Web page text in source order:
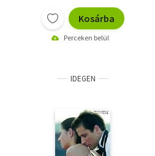
Kosárba
Perceken belül
IDEGEN